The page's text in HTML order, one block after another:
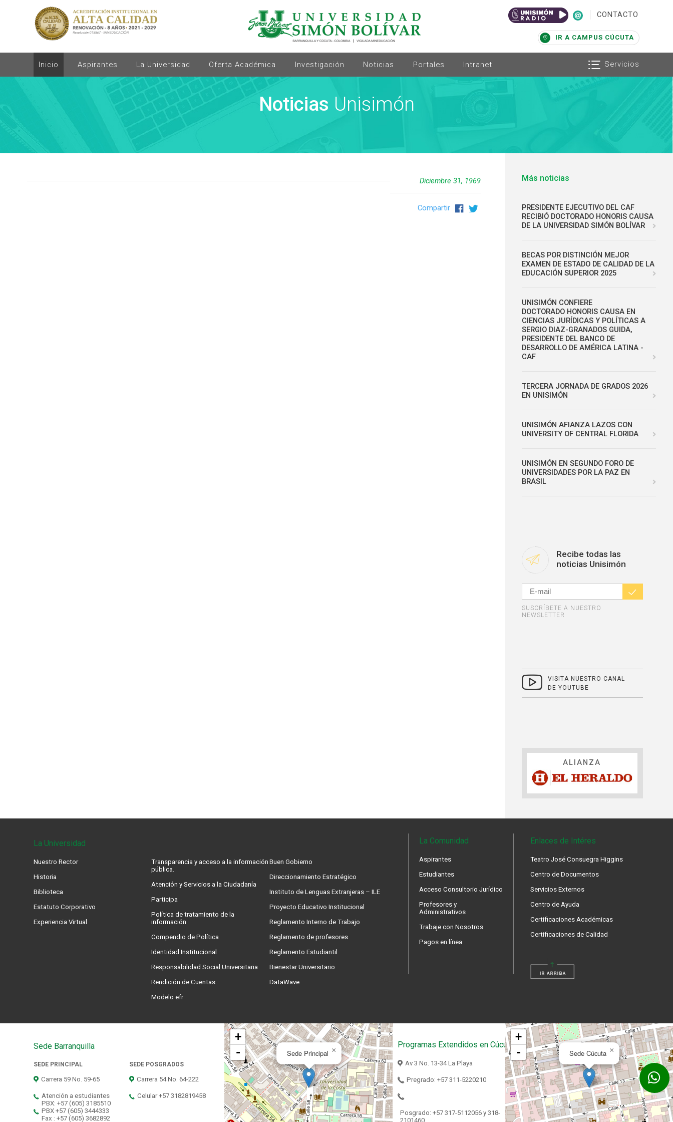
| CONTACTO
IR A CAMPUS CÚCUTA
Inicio Aspirantes La Universidad Oferta Académica Investigación Noticias Portales Intranet Servicios
Noticias Unisimón
Diciembre 31, 1969
Compartir
Más noticias
PRESIDENTE EJECUTIVO DEL CAF
RECIBIÓ DOCTORADO HONORIS CAUSA
DE LA UNIVERSIDAD SIMÓN BOLÍVAR
BECAS POR DISTINCIÓN MEJOR
EXAMEN DE ESTADO DE CALIDAD DE LA
EDUCACIÓN SUPERIOR 2025
UNISIMÓN CONFIERE
DOCTORADO HONORIS CAUSA EN
CIENCIAS JURÍDICAS Y POLÍTICAS A
SERGIO DIAZ-GRANADOS GUIDA,
PRESIDENTE DEL BANCO DE
DESARROLLO DE AMÉRICA LATINA -
CAF
TERCERA JORNADA DE GRADOS 2026
EN UNISIMÓN
UNISIMÓN AFIANZA LAZOS CON
UNIVERSITY OF CENTRAL FLORIDA
UNISIMÓN EN SEGUNDO FORO DE
UNIVERSIDADES POR LA PAZ EN
BRASIL
Recibe todas las
noticias Unisimón
SUSCRÍBETE A NUESTRO
NEWSLETTER
VISITA NUESTRO CANAL
DE YOUTUBE
ALIANZA
La Universidad
Nuestro Rector
Historia
Biblioteca
Estatuto Corporativo
Experiencia Virtual
Transparencia y acceso a la información
pública.
Atención y Servicios a la Ciudadanía
Participa
Política de tratamiento de la
información
Compendio de Política
Identidad Institucional
Responsabilidad Social Universitaria
Rendición de Cuentas
Modelo efr
Buen Gobierno
Direccionamiento Estratégico
Instituto de Lenguas Extranjeras – ILE
Proyecto Educativo Institucional
Reglamento Interno de Trabajo
Reglamento de profesores
Reglamento Estudiantil
Bienestar Universitario
DataWave
La Comunidad
Aspirantes
Estudiantes
Acceso Consultorio Jurídico
Profesores y
Administrativos
Trabaje con Nosotros
Pagos en línea
Enlaces de Intéres
Teatro José Consuegra Higgins
Centro de Documentos
Servicios Externos
Centro de Ayuda
Certificaciones Académicas
Certificaciones de Calidad
Sede Barranquilla
SEDE PRINCIPAL
Carrera 59 No. 59-65
Atención a estudiantes
PBX: +57 (605) 3185510
PBX +57 (605) 3444333
Fax : +57 (605) 3682892
SEDE POSGRADOS
Carrera 54 No. 64-222
Celular +57 3182819458
×
Sede Principal
+
-
Programas Extendidos en Cúcuta
Av 3 No. 13-34 La Playa
Pregrado: +57 311-5220210
Posgrado: +57 317-5112056 y 318-
2101460
×
Sede Cúcuta
+
-